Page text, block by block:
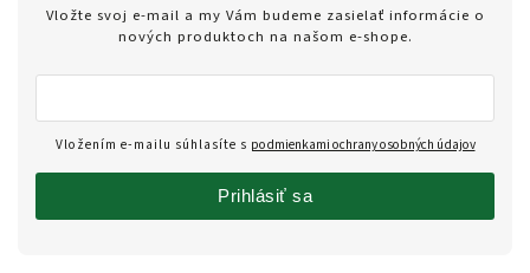
Vložte svoj e-mail a my Vám budeme zasielať informácie o
nových produktoch na našom e-shope.
Vložením e-mailu súhlasíte s podmienkami ochrany osobných údajov
Prihlásiť sa